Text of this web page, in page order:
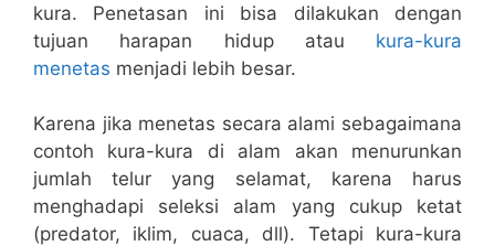
kura. Penetasan ini bisa dilakukan dengan
tujuan harapan hidup atau kura-kura
menetas menjadi lebih besar.
Karena jika menetas secara alami sebagaimana
contoh kura-kura di alam akan menurunkan
jumlah telur yang selamat, karena harus
menghadapi seleksi alam yang cukup ketat
(predator, iklim, cuaca, dll). Tetapi kura-kura